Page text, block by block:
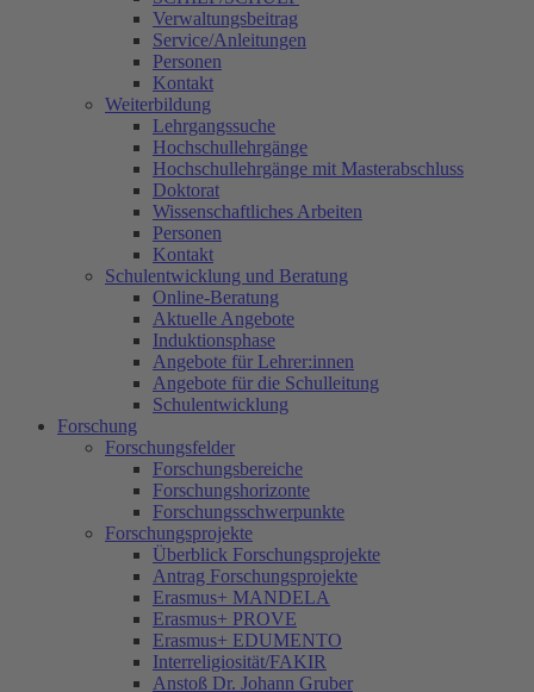
Verwaltungsbeitrag
Service/Anleitungen
Personen
Kontakt
Weiterbildung
Lehrgangssuche
Hochschullehrgänge
Hochschullehrgänge mit Masterabschluss
Doktorat
Wissenschaftliches Arbeiten
Personen
Kontakt
Schulentwicklung und Beratung
Online-Beratung
Aktuelle Angebote
Induktionsphase
Angebote für Lehrer:innen
Angebote für die Schulleitung
Schulentwicklung
Forschung
Forschungsfelder
Forschungsbereiche
Forschungshorizonte
Forschungsschwerpunkte
Forschungsprojekte
Überblick Forschungsprojekte
Antrag Forschungsprojekte
Erasmus+ MANDELA
Erasmus+ PROVE
Erasmus+ EDUMENTO
Interreligiosität/FAKIR
Anstoß Dr. Johann Gruber